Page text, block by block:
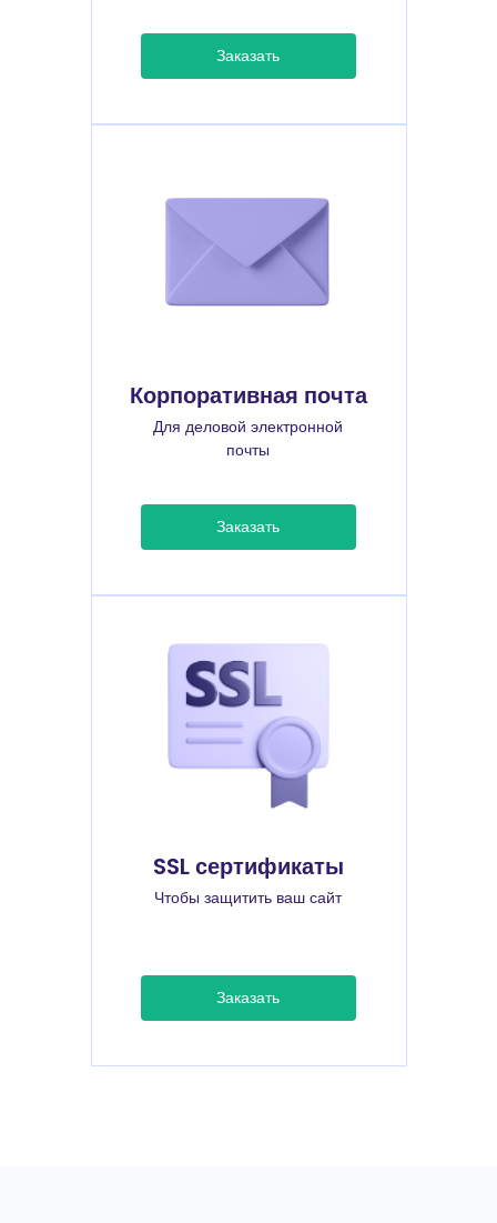
Заказать
Корпоративная почта
Для деловой электронной
почты
Заказать
SSL сертификаты
Чтобы защитить ваш сайт
Заказать